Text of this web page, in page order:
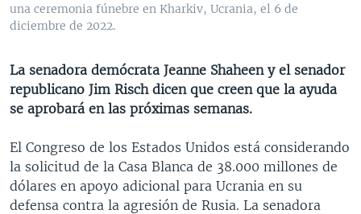
LAS CLAVES
BUENOS DÍAS AMÉRICA
EL MUNDO AL DÍA [RADIO]
FORO [RADIO]
NOTA ECONÓMICA
ENTRETENIMIENTO
SÍGANOS
Idiomas
una ceremonia fúnebre en Kharkiv, Ucrania, el 6 de
diciembre de 2022.
La senadora demócrata Jeanne Shaheen y el senador
republicano Jim Risch dicen que creen que la ayuda
se aprobará en las próximas semanas.
El Congreso de los Estados Unidos está considerando
la solicitud de la Casa Blanca de 38.000 millones de
dólares en apoyo adicional para Ucrania en su
defensa contra la agresión de Rusia. La senadora